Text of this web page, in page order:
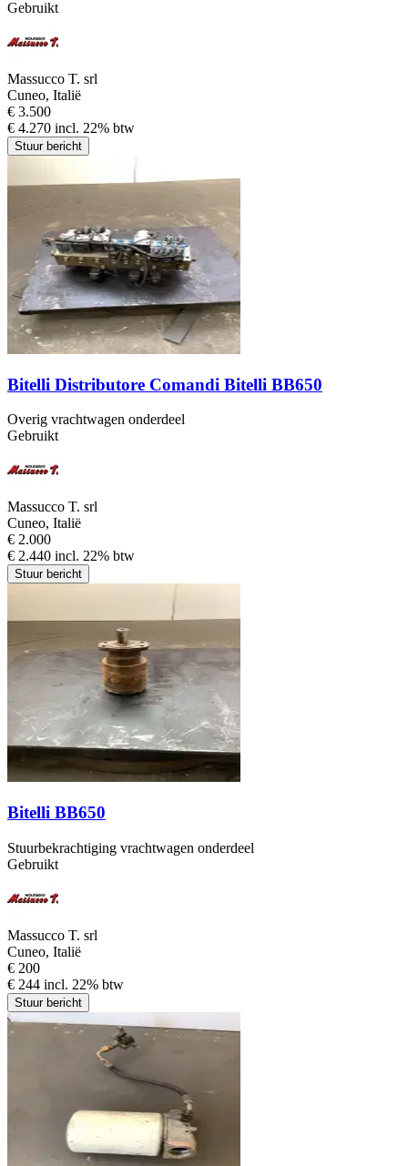
Gebruikt
Massucco T. srl
Cuneo, Italië
€ 3.500
€ 4.270 incl. 22% btw
Stuur bericht
Bitelli Distributore Comandi Bitelli BB650
Overig vrachtwagen onderdeel
Gebruikt
Massucco T. srl
Cuneo, Italië
€ 2.000
€ 2.440 incl. 22% btw
Stuur bericht
Bitelli BB650
Stuurbekrachtiging vrachtwagen onderdeel
Gebruikt
Massucco T. srl
Cuneo, Italië
€ 200
€ 244 incl. 22% btw
Stuur bericht